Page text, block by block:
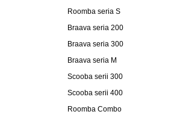
Roomba seria S
Braava seria 200
Braava seria 300
Braava seria M
Scooba serii 300
Scooba serii 400
Roomba Combo